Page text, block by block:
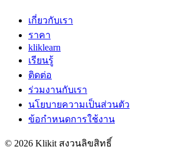
เกี่ยวกับเรา
ราคา
kliklearn
เรียนรู้
ติดต่อ
ร่วมงานกับเรา
นโยบายความเป็นส่วนตัว
ข้อกำหนดการใช้งาน
© 2026 Klikit สงวนลิขสิทธิ์